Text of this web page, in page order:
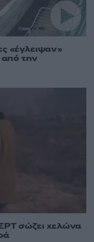
«έγλειψαν»
από την
σώζει χελώνα